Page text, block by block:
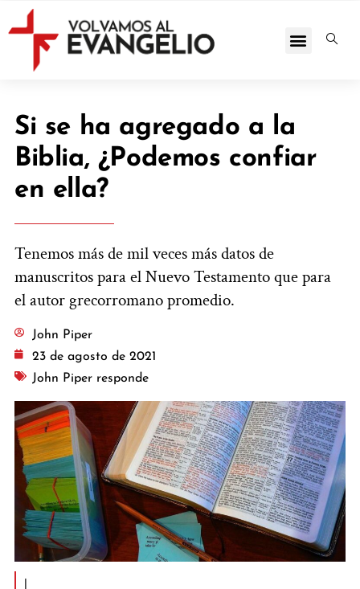
Si se ha agregado a la
Biblia, ¿Podemos confiar
en ella?
Tenemos más de mil veces más datos de
manuscritos para el Nuevo Testamento que para
el autor grecorromano promedio.
John Piper
23 de agosto de 2021
John Piper responde